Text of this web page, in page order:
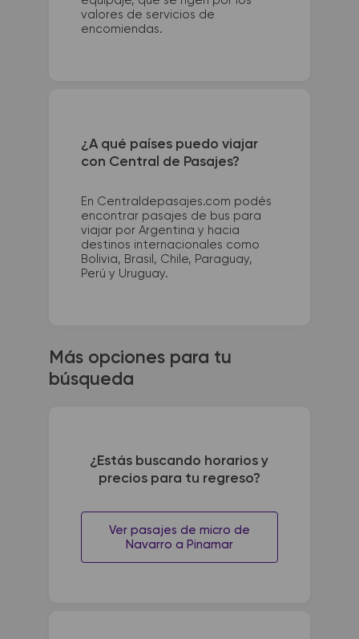
valores de servicios de
encomiendas.
¿A qué países puedo viajar
con Central de Pasajes?
En Centraldepasajes.com podés
encontrar pasajes de bus para
viajar por Argentina y hacia
destinos internacionales como
Bolivia, Brasil, Chile, Paraguay,
Perú y Uruguay.
Más opciones para tu
búsqueda
¿Estás buscando horarios y
precios para tu regreso?
Ver pasajes de micro de
Navarro a Pinamar